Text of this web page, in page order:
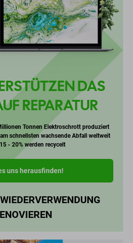
DAS
REPARATUR
Tonnen Elektroschrott produziert
schnellsten wachsende Abfall weltweit
- 20% werden recycelt
uns herausfinden!
WIEDERVERWENDUNG